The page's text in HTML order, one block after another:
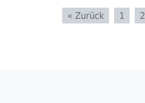
« Zurück 1 2